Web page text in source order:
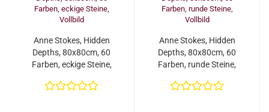
Anne Stokes, Hidden
Depths, 80x80cm, 60
Farben, eckige Steine,
Anne Stokes, Hidden
Depths, 80x80cm, 60
Farben, runde Steine,